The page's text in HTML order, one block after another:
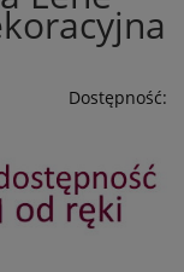
Dostępność: